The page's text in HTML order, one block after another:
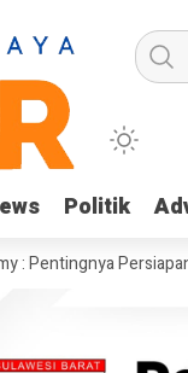
Politik
Politik
Persiapan yang